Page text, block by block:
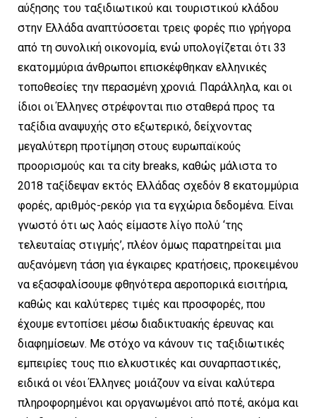
αύξησης του ταξιδιωτικού και τουριστικού κλάδου
στην Ελλάδα αναπτύσσεται τρεις φορές πιο γρήγορα
από τη συνολική οικονομία, ενώ υπολογίζεται ότι 33
εκατομμύρια άνθρωποι επισκέφθηκαν ελληνικές
τοποθεσίες την περασμένη χρονιά. Παράλληλα, και οι
ίδιοι οι Έλληνες στρέφονται πιο σταθερά προς τα
ταξίδια αναψυχής στο εξωτερικό, δείχνοντας
μεγαλύτερη προτίμηση στους ευρωπαϊκούς
προορισμούς και τα city breaks, καθώς μάλιστα το
2018 ταξίδεψαν εκτός Ελλάδας σχεδόν 8 εκατομμύρια
φορές, αριθμός-ρεκόρ για τα εγχώρια δεδομένα. Είναι
γνωστό ότι ως λαός είμαστε λίγο πολύ ‘της
τελευταίας στιγμής’, πλέον όμως παρατηρείται μια
αυξανόμενη τάση για έγκαιρες κρατήσεις, προκειμένου
να εξασφαλίσουμε φθηνότερα αεροπορικά εισιτήρια,
καθώς και καλύτερες τιμές και προσφορές, που
έχουμε εντοπίσει μέσω διαδικτυακής έρευνας και
διαφημίσεων. Με στόχο να κάνουν τις ταξιδιωτικές
εμπειρίες τους πιο ελκυστικές και συναρπαστικές,
ειδικά οι νέοι Έλληνες μοιάζουν να είναι καλύτερα
πληροφορημένοι και οργανωμένοι από ποτέ, ακόμα και